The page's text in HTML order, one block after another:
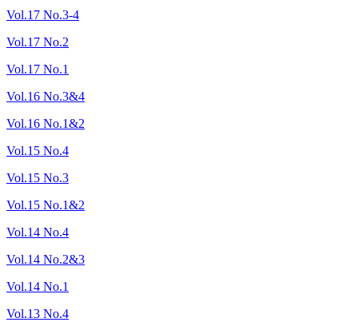
Vol.17 No.3-4
Vol.17 No.2
Vol.17 No.1
Vol.16 No.3&4
Vol.16 No.1&2
Vol.15 No.4
Vol.15 No.3
Vol.15 No.1&2
Vol.14 No.4
Vol.14 No.2&3
Vol.14 No.1
Vol.13 No.4